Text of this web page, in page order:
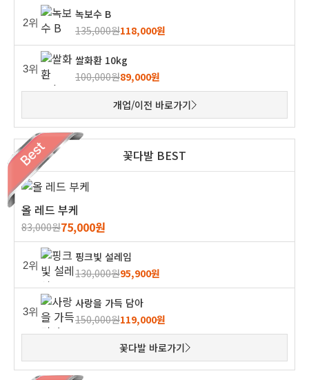
2위
녹보수 B
135,000원118,000원
3위
쌀화환 10kg
100,000원89,000원
개업/이전 바로가기
꽃다발 BEST
올 레드 부케
83,000원75,000원
2위
핑크빛 설레임
130,000원95,900원
3위
사랑을 가득 담아
150,000원119,000원
꽃다발 바로가기